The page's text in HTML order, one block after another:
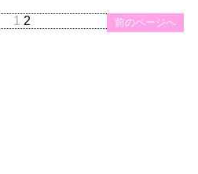
前のページへ
1 2